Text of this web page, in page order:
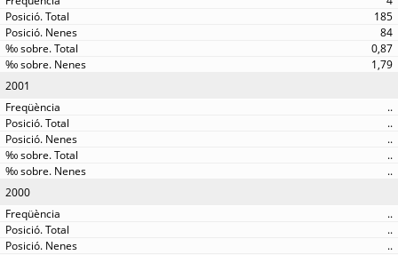
185
84
0,87
1,79
2001
..
..
..
..
..
2000
..
..
..